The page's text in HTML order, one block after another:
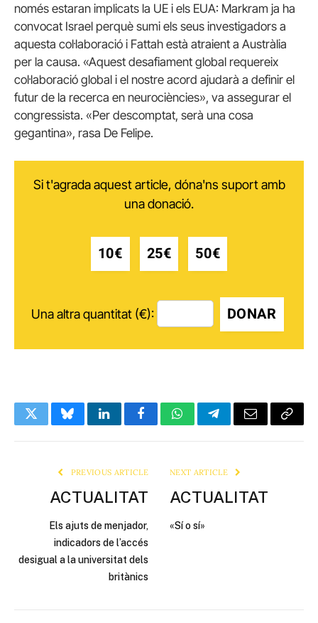
només estaran implicats la UE i els EUA: Markram ja ha
convocat Israel perquè sumi els seus investigadors a
aquesta col·laboració i Fattah està atraient a Austràlia
per la causa. «Aquest desafiament global requereix
col·laboració global i el nostre acord ajudarà a definir el
futur de la recerca en neurociències», va assegurar el
congressista. «Per descomptat, serà una cosa
gegantina», rasa De Felipe.
Si t'agrada aquest article, dóna'ns suport amb
una donació.
10€ 25€ 50€
Una altra quantitat (€): DONAR
TwitterBlueskyLinkedInFacebookWhatsAppTelegramEmail Copy
PREVIOUS ARTICLE
ACTUALITAT
Els ajuts de menjador,
indicadors de l’accés
desigual a la universitat dels
britànics
NEXT ARTICLE
ACTUALITAT
«Sí o sí»